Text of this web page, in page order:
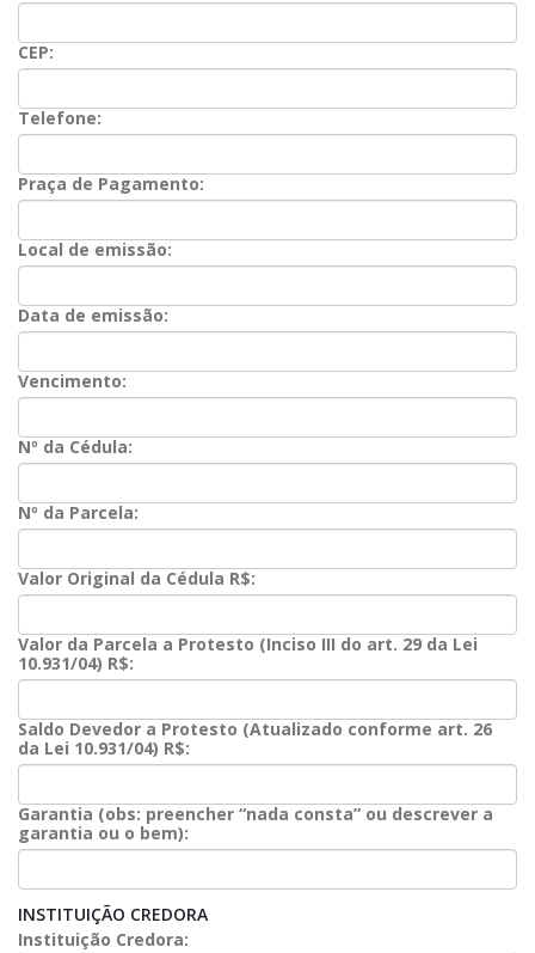
CEP:
Telefone:
Praça de Pagamento:
Local de emissão:
Data de emissão:
Vencimento:
Nº da Cédula:
Nº da Parcela:
Valor Original da Cédula R$:
Valor da Parcela a Protesto (Inciso III do art. 29 da Lei
10.931/04) R$:
Saldo Devedor a Protesto (Atualizado conforme art. 26
da Lei 10.931/04) R$:
Garantia (obs: preencher “nada consta” ou descrever a
garantia ou o bem):
INSTITUIÇÃO CREDORA
Instituição Credora: